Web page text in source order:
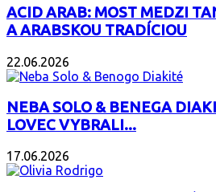
ACID ARAB: MOST MEDZI
A ARABSKOU TRADÍCIOU
22.06.2026
NEBA SOLO & BENEGA
LOVEC VYBRALI...
17.06.2026